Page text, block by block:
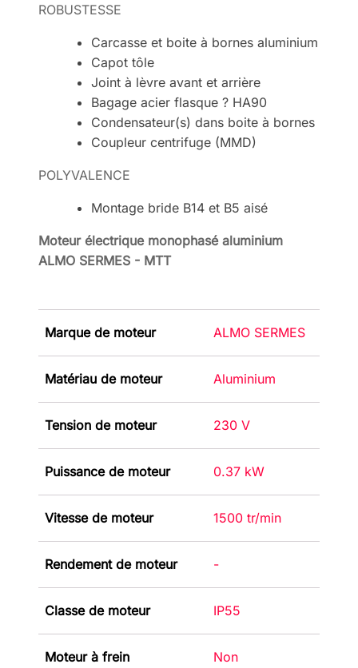
ROBUSTESSE
Carcasse et boite à bornes aluminium
Capot tôle
Joint à lèvre avant et arrière
Bagage acier flasque ? HA90
Condensateur(s) dans boite à bornes
Coupleur centrifuge (MMD)
POLYVALENCE
Montage bride B14 et B5 aisé
Moteur électrique monophasé aluminium
ALMO SERMES - MTT
Marque de moteur ALMO SERMES
Matériau de moteur Aluminium
Tension de moteur 230 V
Puissance de moteur 0.37 kW
Vitesse de moteur 1500 tr/min
Rendement de moteur -
Classe de moteur IP55
Moteur à frein Non